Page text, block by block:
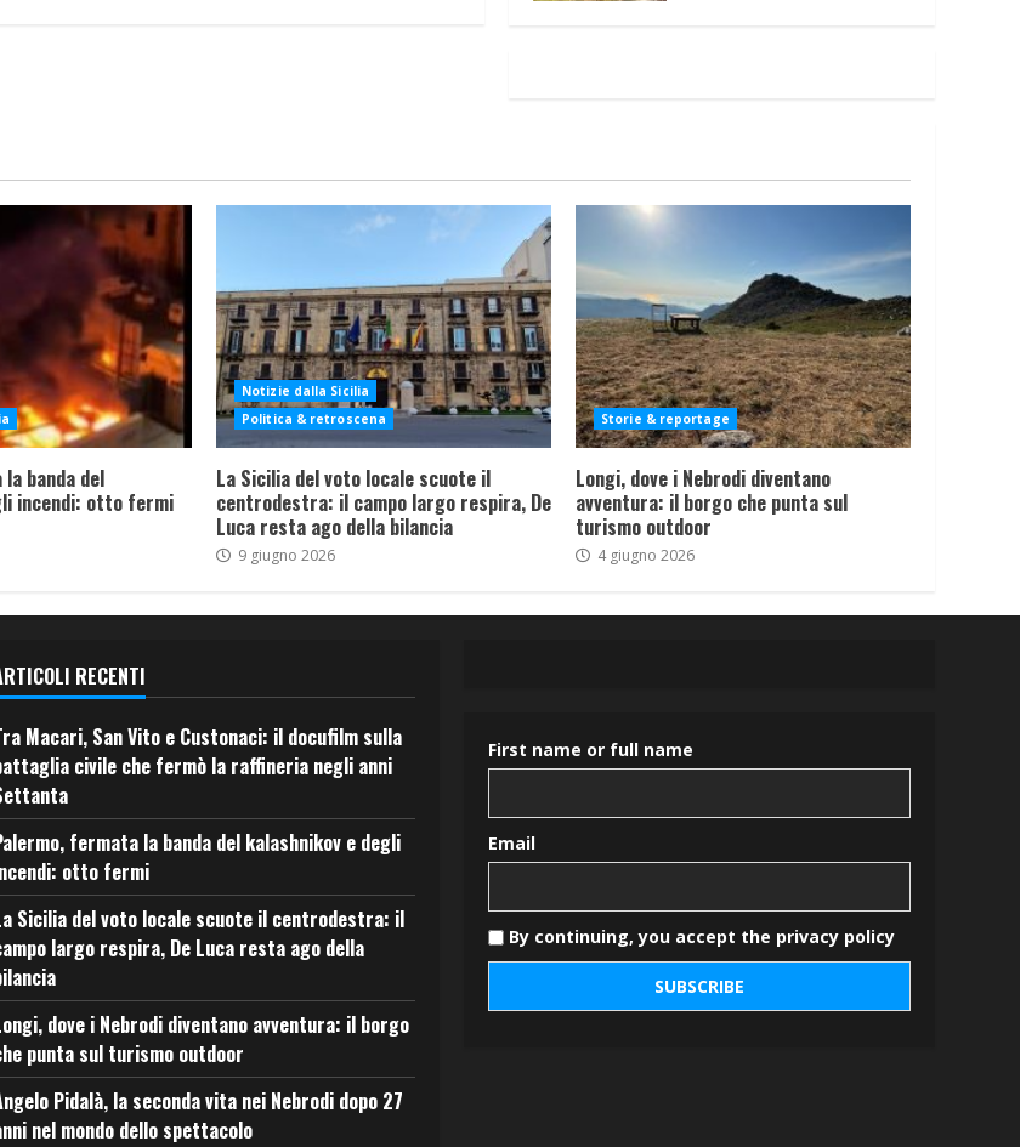
banda del
incendi: otto fermi
Notizie dalla Sicilia
Politica & retroscena
La Sicilia del voto locale scuote il
centrodestra: il campo largo respira, De
Luca resta ago della bilancia
9 giugno 2026
Storie & reportage
Longi, dove i Nebrodi diventano
avventura: il borgo che punta sul
turismo outdoor
4 giugno 2026
RECENTI
Macari, San Vito e Custonaci: il docufilm sulla
civile che fermò la raffineria negli anni
fermata la banda del kalashnikov e degli
otto fermi
Sicilia del voto locale scuote il centrodestra: il
largo respira, De Luca resta ago della
dove i Nebrodi diventano avventura: il borgo
punta sul turismo outdoor
Pidalà, la seconda vita nei Nebrodi dopo 27
nel mondo dello spettacolo
First name or full name
Email
By continuing, you accept the privacy policy